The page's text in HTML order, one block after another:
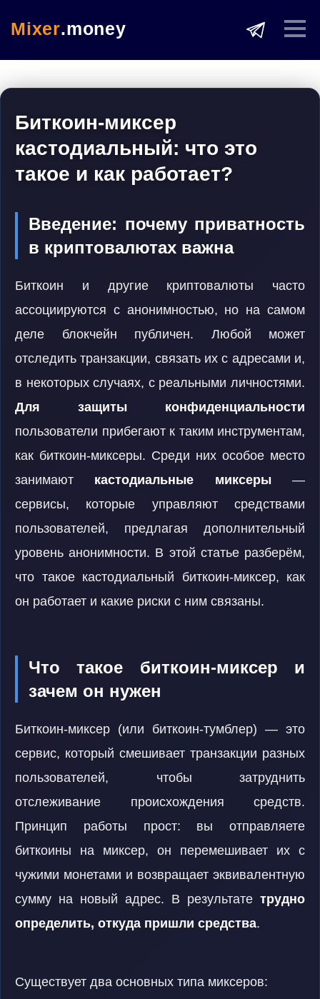
Mixer.money
Биткоин-миксер
кастодиальный: что это
такое и как работает?
Введение: почему приватность
в криптовалютах важна
Биткоин и другие криптовалюты часто
ассоциируются с анонимностью, но на самом
деле блокчейн публичен. Любой может
отследить транзакции, связать их с адресами и,
в некоторых случаях, с реальными личностями.
Для защиты конфиденциальности
пользователи прибегают к таким инструментам,
как биткоин-миксеры. Среди них особое место
занимают кастодиальные миксеры—
сервисы, которые управляют средствами
пользователей, предлагая дополнительный
уровень анонимности. В этой статье разберём,
что такое кастодиальный биткоин-миксер, как
он работает и какие риски с ним связаны.
Что такое биткоин-миксер и
зачем он нужен
Биткоин-миксер (или биткоин-тумблер) — это
сервис, который смешивает транзакции разных
пользователей, чтобы затруднить
отслеживание происхождения средств.
Принцип работы прост: вы отправляете
биткоины на миксер, он перемешивает их с
чужими монетами и возвращает эквивалентную
сумму на новый адрес. В результате трудно
определить, откуда пришли средства.
Существует два основных типа миксеров: